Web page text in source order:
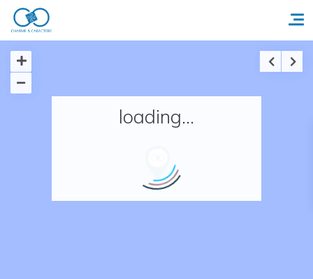
Accueil
Nos adresses en France
loading...